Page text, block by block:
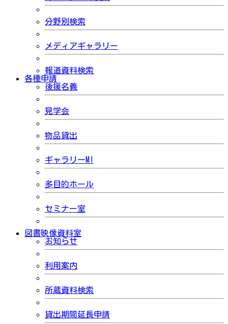
分野別検索
メディアギャラリー
報道資料検索
各種申請
後援名義
見学会
物品貸出
ギャラリーMI
多目的ホール
セミナー室
図書映像資料室
お知らせ
利用案内
所蔵資料検索
貸出期間延長申請